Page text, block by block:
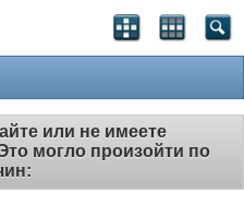
или не имеете
могло произойти по